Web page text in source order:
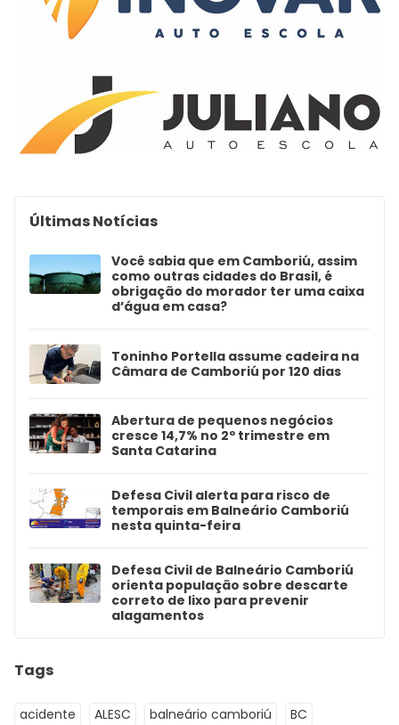
Últimas Notícias
Você sabia que em Camboriú, assim
como outras cidades do Brasil, é
obrigação do morador ter uma caixa
d’água em casa?
Toninho Portella assume cadeira na
Câmara de Camboriú por 120 dias
Abertura de pequenos negócios
cresce 14,7% no 2º trimestre em
Santa Catarina
Defesa Civil alerta para risco de
temporais em Balneário Camboriú
nesta quinta-feira
Defesa Civil de Balneário Camboriú
orienta população sobre descarte
correto de lixo para prevenir
alagamentos
Tags
acidente ALESC balneário camboriú
BC